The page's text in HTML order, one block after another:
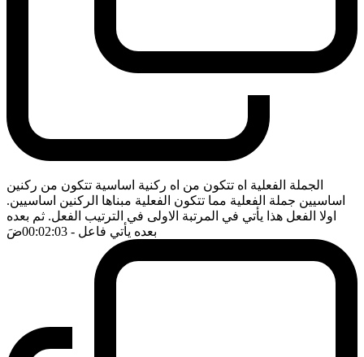
الجملة الفعلية اه تتكون من اه ركنية اساسية تتكون من ركنين
اساسيين جملة الفعلية مما تتكون الفعلية مبناها الركنين اساسيين.
اولا الفعل هذا يأتي في المرتبة الاولى في الترتيب الفعل. ثم بعده
بعده يأتي فاعل - 00:02:03 ضَ